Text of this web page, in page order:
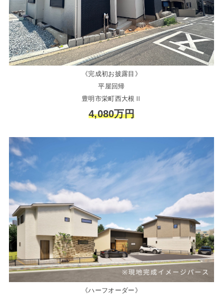
《完成初お披露目》
平屋回帰
豊明市栄町西大根Ⅱ
4,080万円
《ハーフオーダー》